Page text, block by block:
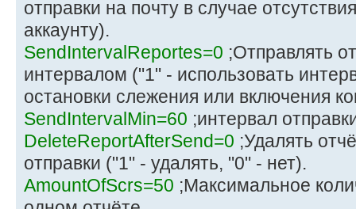
отправки на почту в случае
аккаунту).
SendIntervalReportes=0 ;Отправлять
интервалом ("1" - использовать
остановки слежения или включения
SendIntervalMin=60 ;интервал
DeleteReportAfterSend=0 ;Удалять
отправки ("1" - удалять, "0" - нет).
AmountOfScrs=50 ;Максимальное